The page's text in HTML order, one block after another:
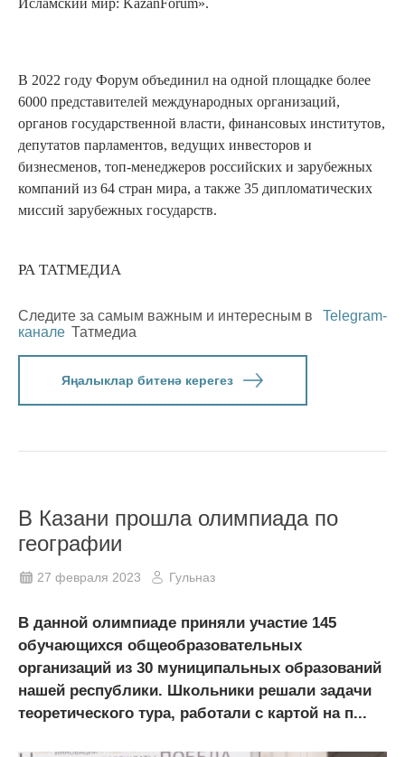
В 2022 году Форум объединил на одной площадке более
6000 представителей международных организаций,
органов государственной власти, финансовых институтов,
депутатов парламентов, ведущих инвесторов и
бизнесменов, топ-менеджеров российских и зарубежных
компаний из 64 стран мира, а также 35 дипломатических
миссий зарубежных государств.
РА ТАТМЕДИА
Следите за самым важным и интересным в
Telegram-
канале Татмедиа
Яңалыклар битенә керегез
В Казани прошла олимпиада по
географии
27 февраля 2023 Гульназ
В данной олимпиаде приняли участие 145
обучающихся общеобразовательных
организаций из 30 муниципальных образований
нашей республики. Школьники решали задачи
теоретического тура, работали с картой на п...